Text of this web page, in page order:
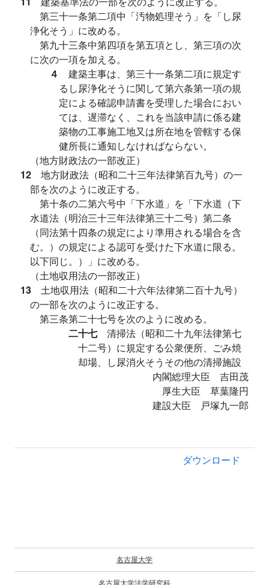
第三十一条第二項中「汚物処理そう」を「し尿
浄化そう」に改める。
第九十三条中第四項を第五項とし、第三項の次
に次の一項を加える。
４ 建築主事は、第三十一条第二項に規定す
るし尿浄化そうに関して第六条第一項の規
定による確認申請書を受理した場合におい
ては、遅滞なく、これを当該申請に係る建
築物の工事施工地又は所在地を管轄する保
健所長に通知しなければならない。
（地方財政法の一部改正）
12 地方財政法（昭和二十三年法律第百九号）の一
部を次のように改正する。
第十条の二第六号中「下水道」を「下水道（下
水道法（明治三十三年法律第三十二号）第二条
（同法第十四条の規定により準用される場合を含
む。）の規定による認可を受けた下水道に限る。
以下同じ。）」に改める。
（土地収用法の一部改正）
13 土地収用法（昭和二十六年法律第二百十九号）
の一部を次のように改正する。
第三条第二十七号を次のように改める。
二十七 清掃法（昭和二十九年法律第七
十二号）に規定する公衆便所、ごみ焼
却場、し尿消火そうその他の清掃施設
内閣総理大臣 吉田茂
厚生大臣 草葉隆円
建設大臣 戸塚九一郎
ダウンロード
名古屋大学